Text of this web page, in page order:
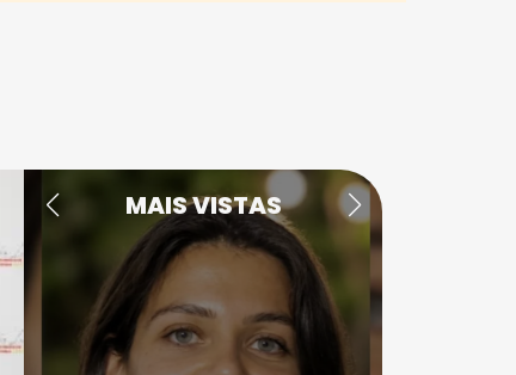
MAIS VISTAS